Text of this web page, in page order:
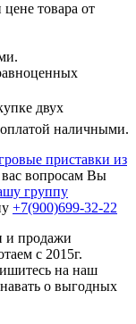
товара от
двух
наличными.
приставки из
вопросам Вы
группу
+7(900)699-32-22
и продажи
с 2015г.
на наш
о выгодных